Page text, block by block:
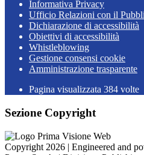
Informativa Privacy
Ufficio Relazioni con il
Dichiarazione di accessibilità
Obiettivi di accessibilità
Whistleblowing
Gestione consensi cookie
Amministrazione trasparente
Pagina visualizzata 384 volte
Sezione Copyright
Copyright 2026 | Engineered and